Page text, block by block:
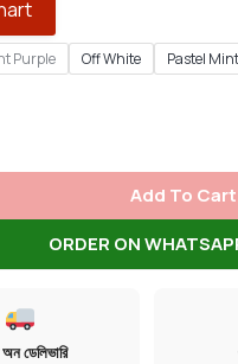
Purple Off White Pastel Mint
Add To Cart
ORDER ON
ডেলিভারি